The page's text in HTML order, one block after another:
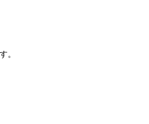
。